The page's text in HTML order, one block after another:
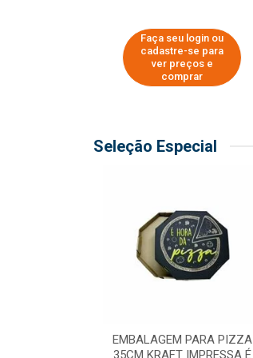
Faça seu login ou
cadastre-se para
ver preços e
comprar
Seleção Especial
EMBALAGEM PARA PIZZA
35CM KRAFT IMPRESSA É